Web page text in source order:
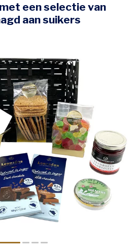
een selectie van
aan suikers